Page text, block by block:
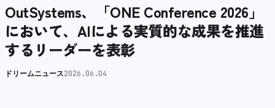
OutSystems、「ONE Conference 2026」
において、AIによる実質的な成果を推進
するリーダーを表彰
ドリームニュース2026.06.04